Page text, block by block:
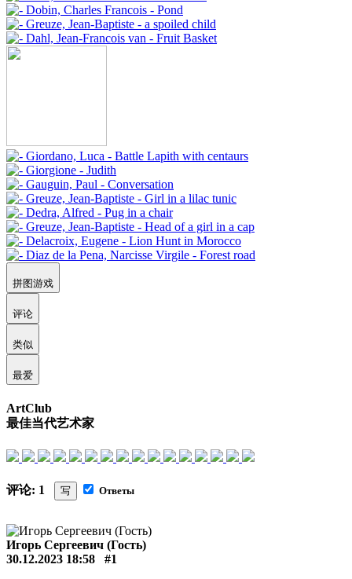
拼图游戏
评论
类似
最爱
ArtClub
最佳当代艺术家
评论: 1 写 Ответы
Игорь Сергеевич (Гость)
30.12.2023 18:58
#1